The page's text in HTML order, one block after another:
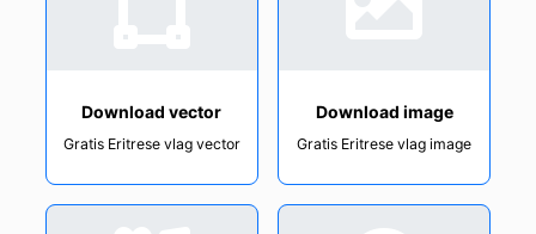
Download vector
Gratis Eritrese vlag vector
Download image
Gratis Eritrese vlag image